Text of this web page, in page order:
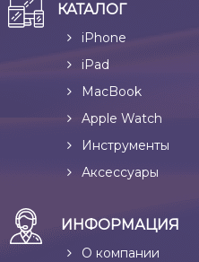
КАТАЛОГ
iPhone
iPad
MacBook
Apple Watch
Инструменты
Аксессуары
ИНФОРМАЦИЯ
О компании